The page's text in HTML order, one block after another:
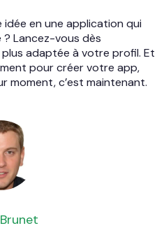
en une application qui
? Lancez-vous dès
plus adaptée à votre profil. Et
pour créer votre app,
moment, c’est maintenant.